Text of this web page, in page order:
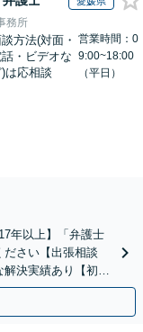
務所
方法(対面・
話・ビデオな
)は応相談
営業時間：0
9:00~18:00
（平日）
年以上】「弁護士
さい【出張相談
決実績あり【初回
ります